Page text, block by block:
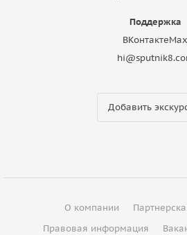
Поддержка
ВКонтактеMax
Добавить
О компании
Правовая информация